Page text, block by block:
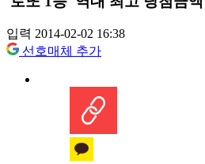
입력 2014-02-02 16:38
선호매체 추가